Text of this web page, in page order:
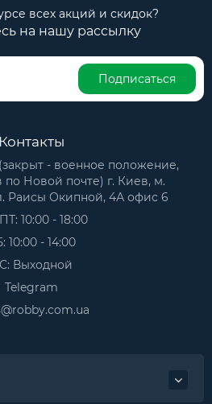
всех акций и скидок?
на нашу рассылку
Подписаться
Контакты
- военное положение,
по Новой почте) г. Киев, м.
Раисы Окипной, 4А офис 6
10:00 - 18:00
10:00 - 14:00
Выходной
Telegram